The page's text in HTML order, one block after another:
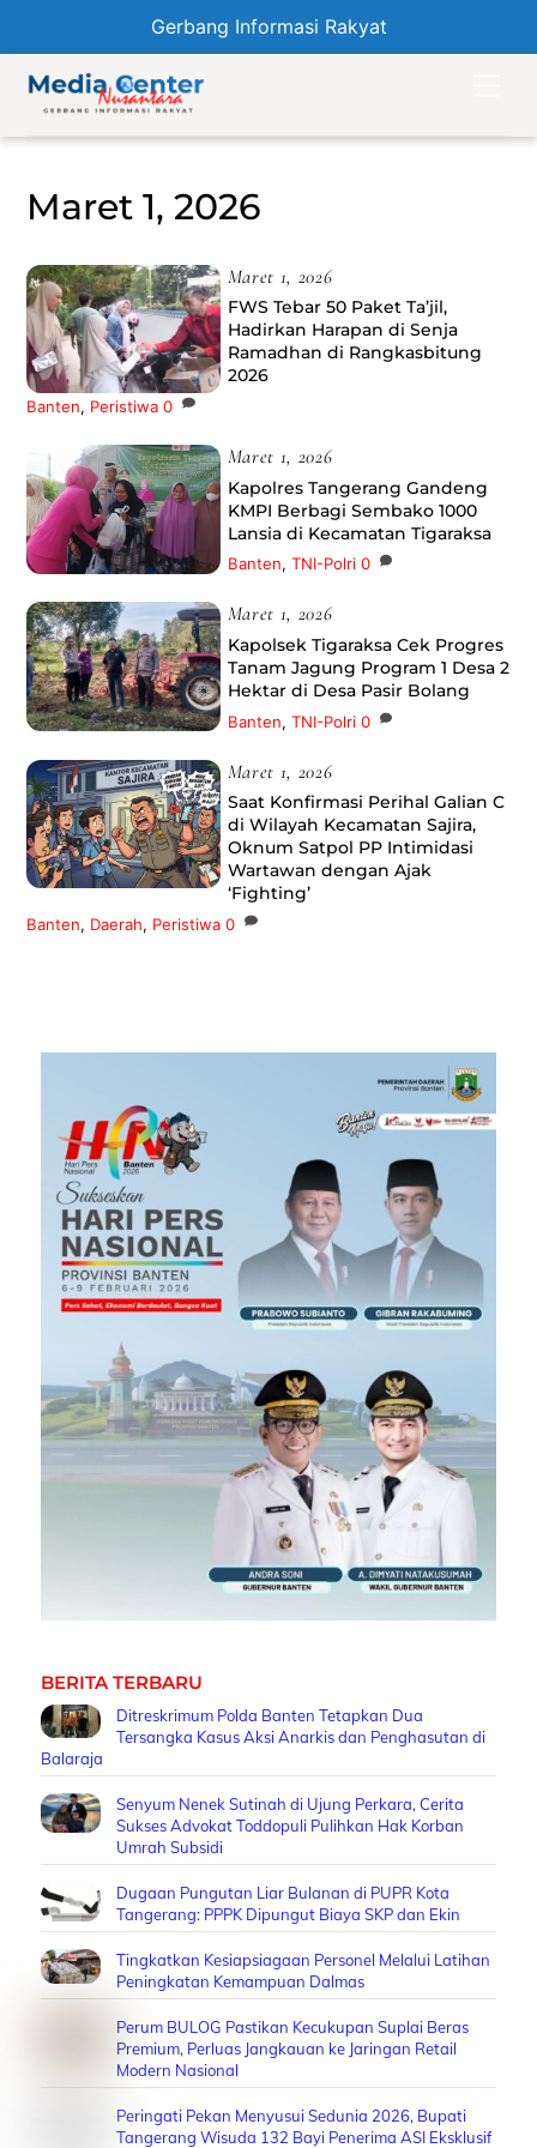
Gerbang Informasi Rakyat
content
Maret 1, 2026
Maret 1, 2026
FWS Tebar 50 Paket Ta’jil,
Hadirkan Harapan di Senja
Ramadhan di Rangkasbitung
2026
Banten, Peristiwa 0
Maret 1, 2026
Kapolres Tangerang Gandeng
KMPI Berbagi Sembako 1000
Lansia di Kecamatan Tigaraksa
Banten, TNI-Polri 0
Maret 1, 2026
Kapolsek Tigaraksa Cek Progres
Tanam Jagung Program 1 Desa 2
Hektar di Desa Pasir Bolang
Banten, TNI-Polri 0
Maret 1, 2026
Saat Konfirmasi Perihal Galian C
di Wilayah Kecamatan Sajira,
Oknum Satpol PP Intimidasi
Wartawan dengan Ajak
‘Fighting’
Banten, Daerah, Peristiwa 0
BERITA TERBARU
Ditreskrimum Polda Banten Tetapkan Dua
Tersangka Kasus Aksi Anarkis dan Penghasutan di
Balaraja
Senyum Nenek Sutinah di Ujung Perkara, Cerita
Sukses Advokat Toddopuli Pulihkan Hak Korban
Umrah Subsidi
Dugaan Pungutan Liar Bulanan di PUPR Kota
Tangerang: PPPK Dipungut Biaya SKP dan Ekin
Tingkatkan Kesiapsiagaan Personel Melalui Latihan
Peningkatan Kemampuan Dalmas
Perum BULOG Pastikan Kecukupan Suplai Beras
Premium, Perluas Jangkauan ke Jaringan Retail
Modern Nasional
Peringati Pekan Menyusui Sedunia 2026, Bupati
Tangerang Wisuda 132 Bayi Penerima ASI Eksklusif